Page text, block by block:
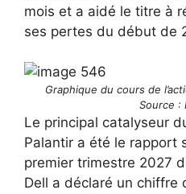
mois et a aidé le titre à
ses pertes du début de
Graphique du cours de
Source :
Le principal catalyseur
Palantir a été le rapport
premier trimestre 2027
Dell a déclaré un chiffre